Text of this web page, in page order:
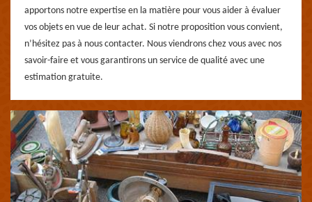
apportons notre expertise en la matière pour vous aider à évaluer
vos objets en vue de leur achat. Si notre proposition vous convient,
n’hésitez pas à nous contacter. Nous viendrons chez vous avec nos
savoir-faire et vous garantirons un service de qualité avec une
estimation gratuite.